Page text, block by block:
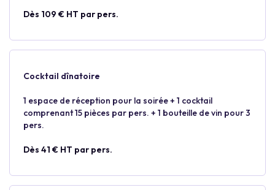
Dès 109 € HT par pers.
Cocktail dînatoire
1 espace de réception pour la soirée + 1 cocktail
comprenant 15 pièces par pers. + 1 bouteille de vin pour 3
pers.
Dès 41 € HT par pers.